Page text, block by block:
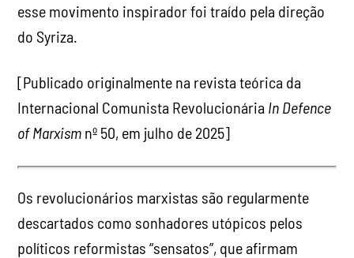
esse movimento inspirador foi traído pela direção
do Syriza.
[Publicado originalmente na revista teórica da
Internacional Comunista Revolucionária In Defence
of Marxism nº 50, em julho de 2025]
Os revolucionários marxistas são regularmente
descartados como sonhadores utópicos pelos
políticos reformistas “sensatos”, que afirmam